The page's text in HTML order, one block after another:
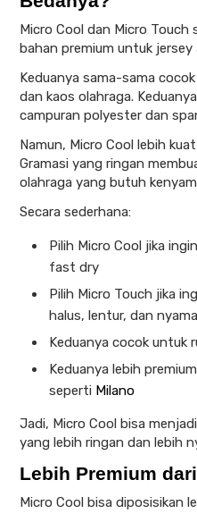
Micro Cool dan Micro Touch
bahan premium untuk jersey
Keduanya sama-sama
dan kaos olahraga.
campuran polyester dan
Namun, Micro Cool lebih
Gramasi yang ringan
olahraga yang butuh
Secara sederhana:
Pilih Micro Cool jika
fast dry
Pilih Micro Touch jika
halus, lentur, dan
Keduanya cocok untuk
Keduanya lebih
seperti Milano
Jadi, Micro Cool bisa
yang lebih ringan dan lebih
Lebih Premium
Micro Cool bisa diposisikan